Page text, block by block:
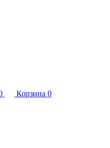
Корзина 0